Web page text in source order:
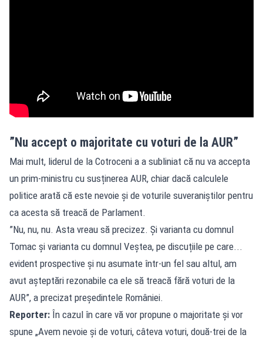
”Nu accept o majoritate cu voturi de la AUR”
Mai mult, liderul de la Cotroceni a a subliniat că nu va accepta
un prim-ministru cu susținerea AUR, chiar dacă calculele
politice arată că este nevoie și de voturile suveraniștilor pentru
ca acesta să treacă de Parlament.
”Nu, nu, nu. Asta vreau să precizez. Și varianta cu domnul
Tomac și varianta cu domnul Veștea, pe discuțiile pe care...
evident prospective și nu asumate într-un fel sau altul, am
avut așteptări rezonabile ca ele să treacă fără voturi de la
AUR”, a precizat președintele României.
Reporter: În cazul în care vă vor propune o majoritate și vor
spune „Avem nevoie și de voturi, câteva voturi, două-trei de la